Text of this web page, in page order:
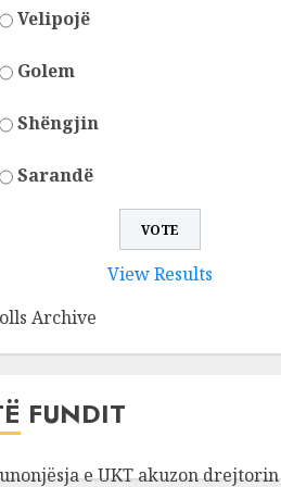
Velipojë
Golem
Shëngjin
Sarandë
View Results
Archive
FUNDIT
e UKT akuzon drejtorin